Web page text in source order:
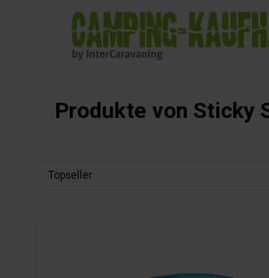
springen
Produkte von Sticky